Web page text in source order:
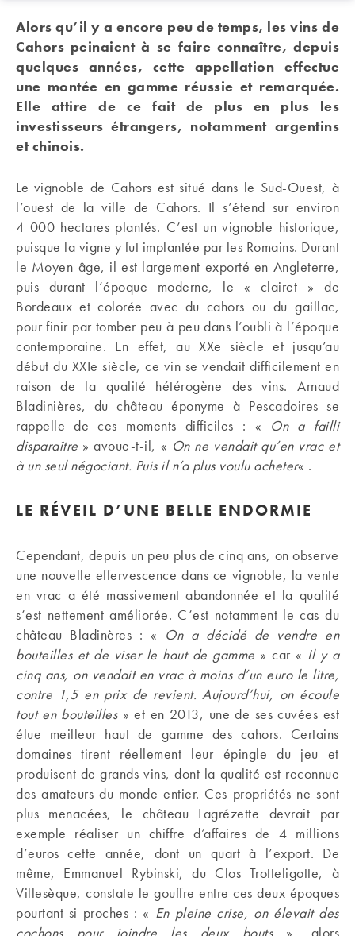
Alors qu’il y a encore peu de temps, les vins de
Cahors peinaient à se faire connaître, depuis
quelques années, cette appellation effectue
une montée en gamme réussie et remarquée.
Elle attire de ce fait de plus en plus les
investisseurs étrangers, notamment argentins
et chinois.
Le vignoble de Cahors est situé dans le Sud-Ouest, à
l’ouest de la ville de Cahors. Il s’étend sur environ
4 000 hectares plantés. C’est un vignoble historique,
puisque la vigne y fut implantée par les Romains. Durant
le Moyen-âge, il est largement exporté en Angleterre,
puis durant l’époque moderne, le « clairet » de
Bordeaux et colorée avec du cahors ou du gaillac,
pour finir par tomber peu à peu dans l’oubli à l’époque
contemporaine. En effet, au XXe siècle et jusqu’au
début du XXIe siècle, ce vin se vendait difficilement en
raison de la qualité hétérogène des vins. Arnaud
Bladinières, du château éponyme à Pescadoires se
rappelle de ces moments difficiles : « On a failli
disparaître » avoue-t-il, « On ne vendait qu’en vrac et
à un seul négociant. Puis il n’a plus voulu acheter« .
LE RÉVEIL D’UNE BELLE ENDORMIE
Cependant, depuis un peu plus de cinq ans, on observe
une nouvelle effervescence dans ce vignoble, la vente
en vrac a été massivement abandonnée et la qualité
s’est nettement améliorée. C’est notamment le cas du
château Bladinères : « On a décidé de vendre en
bouteilles et de viser le haut de gamme » car « Il y a
cinq ans, on vendait en vrac à moins d’un euro le litre,
contre 1,5 en prix de revient. Aujourd’hui, on écoule
tout en bouteilles» et en 2013, une de ses cuvées est
élue meilleur haut de gamme des cahors. Certains
domaines tirent réellement leur épingle du jeu et
produisent de grands vins, dont la qualité est reconnue
des amateurs du monde entier. Ces propriétés ne sont
plus menacées, le château Lagrézette devrait par
exemple réaliser un chiffre d’affaires de 4 millions
d’euros cette année, dont un quart à l’export. De
même, Emmanuel Rybinski, du Clos Trotteligotte, à
Villesèque, constate le gouffre entre ces deux époques
pourtant si proches : « En pleine crise, on élevait des